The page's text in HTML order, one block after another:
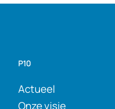
P10
Actueel
Onze visie